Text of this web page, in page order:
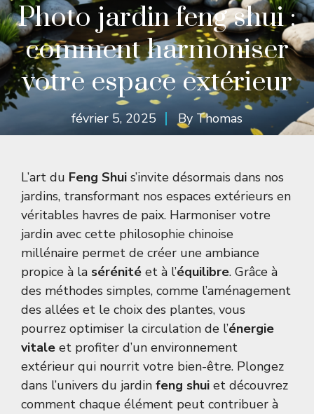
Photo jardin feng shui :
comment harmoniser
votre espace extérieur
février 5, 2025 By Thomas
L’art du Feng Shui s’invite désormais dans nos
jardins, transformant nos espaces extérieurs en
véritables havres de paix. Harmoniser votre
jardin avec cette philosophie chinoise
millénaire permet de créer une ambiance
propice à la sérénité et à l’équilibre. Grâce à
des méthodes simples, comme l’aménagement
des allées et le choix des plantes, vous
pourrez optimiser la circulation de l’énergie
vitale et profiter d’un environnement
extérieur qui nourrit votre bien-être. Plongez
dans l’univers du jardin feng shui et découvrez
comment chaque élément peut contribuer à